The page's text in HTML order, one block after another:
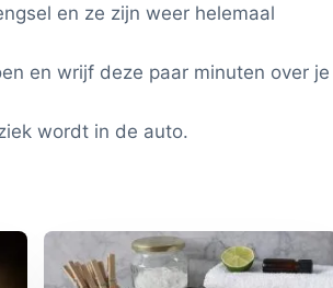
en ze zijn weer helemaal
en wrijf deze paar minuten over je
wordt in de auto.